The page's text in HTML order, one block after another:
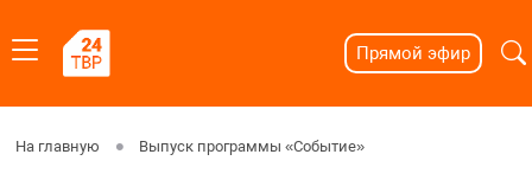
Прямой эфир
На главную Выпуск программы «Событие»